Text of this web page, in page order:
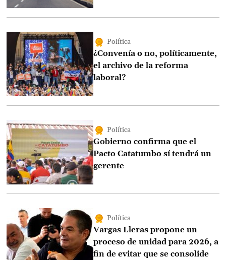
Política
¿Convenía o no, políticamente,
el archivo de la reforma
laboral?
Política
Gobierno confirma que el
Pacto Catatumbo sí tendrá un
gerente
Política
Vargas Lleras propone un
proceso de unidad para 2026, a
fin de evitar que se consolide